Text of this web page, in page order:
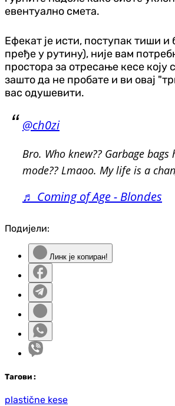
евентуално смета.
Ефекат је исти, поступак тиши
пређе у рутину), није вам
простора за отресање кесе коју
зашто да не пробате и ви овај
вас одушевити.
@ch0zi
Bro. Who knew?? Garbage
mode?? Lmaoo. My life is a
♬ Coming of Age - Blondes
Подијели:
Линк је копиран!
Тагови :
plastične kese